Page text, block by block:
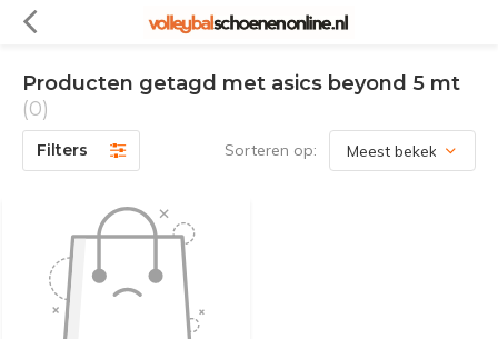
Producten getagd met asics beyond 5 mt
(0)
Filters Sorteren op: